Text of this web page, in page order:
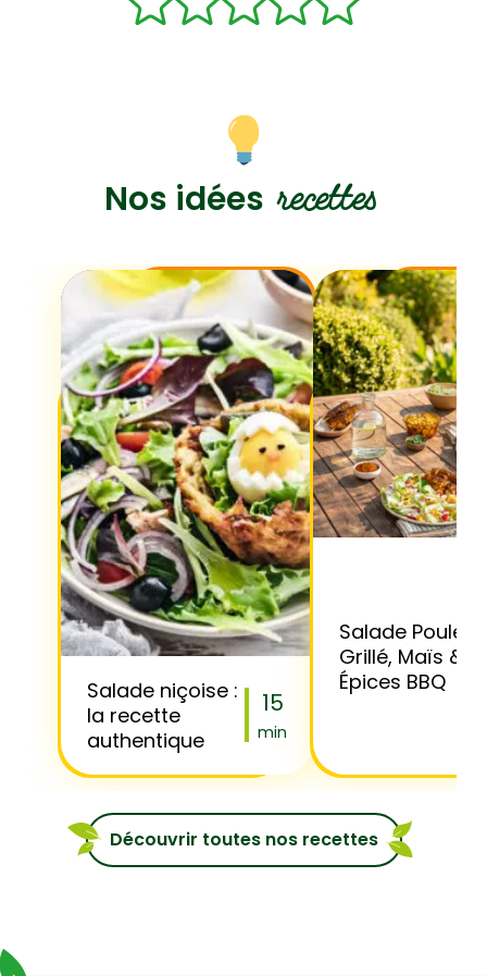
Nos idées recettes
Salade niçoise :
la recette
authentique
15
min
Salade Poulet
Grillé, Maïs &
Épices BBQ
Découvrir toutes nos recettes